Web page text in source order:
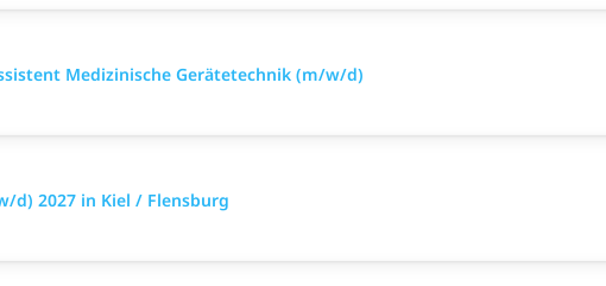
Medizinische Gerätetechnik (m/w/d)
d) 2027 in Kiel / Flensburg